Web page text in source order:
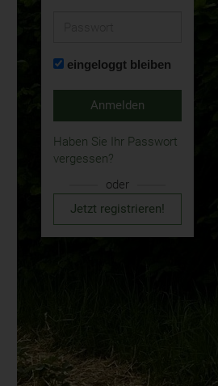
eingeloggt bleiben
Anmelden
Haben Sie Ihr Passwort
vergessen?
oder
Jetzt registrieren!